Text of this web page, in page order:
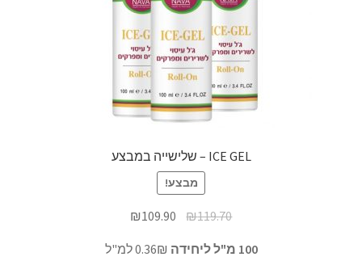
ICE GEL – שלישייה במבצע
מבצע!
₪119.70
₪109.90
100 מ"ל ליחידה